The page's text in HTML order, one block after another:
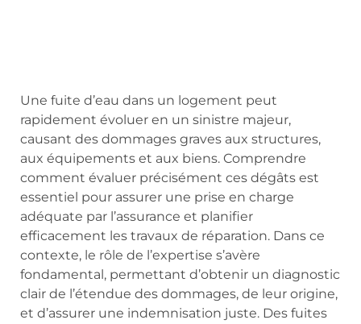
Une fuite d’eau dans un logement peut
rapidement évoluer en un sinistre majeur,
causant des dommages graves aux structures,
aux équipements et aux biens. Comprendre
comment évaluer précisément ces dégâts est
essentiel pour assurer une prise en charge
adéquate par l’assurance et planifier
efficacement les travaux de réparation. Dans ce
contexte, le rôle de l’expertise s’avère
fondamental, permettant d’obtenir un diagnostic
clair de l’étendue des dommages, de leur origine,
et d’assurer une indemnisation juste. Des fuites